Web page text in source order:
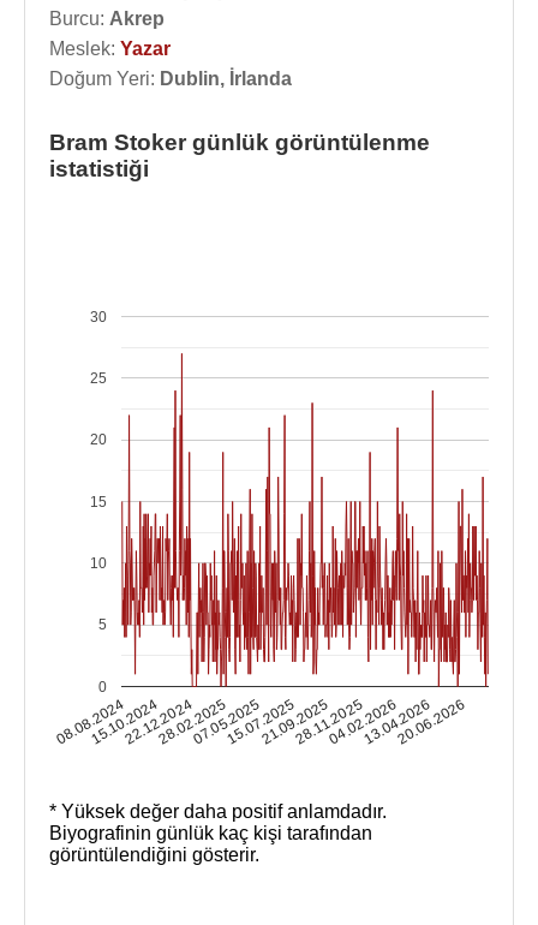
Burcu: Akrep
Meslek: Yazar
Doğum Yeri: Dublin, İrlanda
Bram Stoker günlük görüntülenme
istatistiği
08.08.2024
15.10.202422.12.202428.02.202507.05.202515.07.202521.09.202528.11.202504.02.202613.04.2026
20.06.2026
0
5
10
15
20
25
30
* Yüksek değer daha positif anlamdadır.
Biyografinin günlük kaç kişi tarafından
görüntülendiğini gösterir.